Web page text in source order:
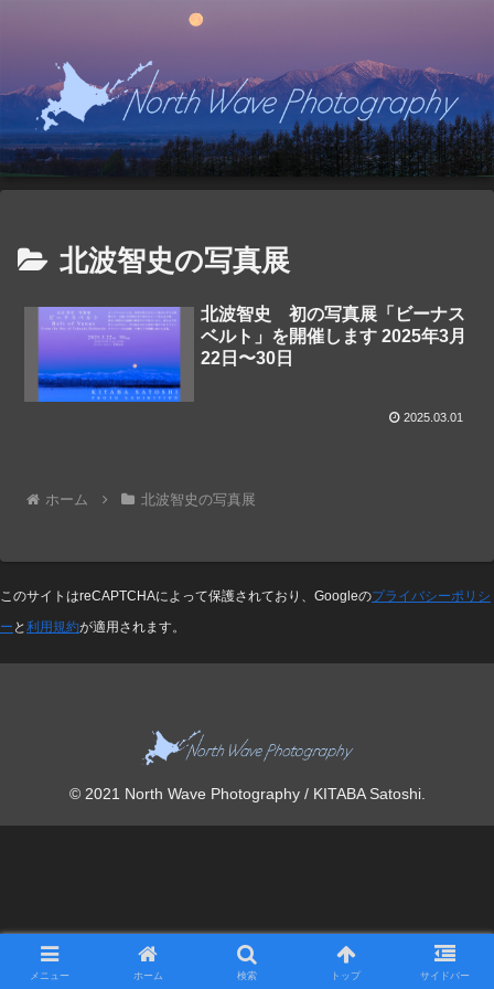
北波智史の写真展
北波智史 初の写真展「ビーナス
ベルト」を開催します 2025年3月
22日〜30日
2025.03.01
ホーム 北波智史の写真展
このサイトはreCAPTCHAによって保護されており、Googleのプライバシーポリシ
ー と 利用規約が適用されます。
© 2021 North Wave Photography / KITABA Satoshi.
メニュー ホーム 検索 トップ サイドバー